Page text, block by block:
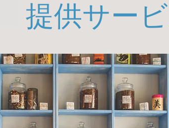
提供サー